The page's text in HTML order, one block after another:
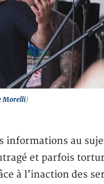
Morelli)
informations au
et parfois
à l’inaction des